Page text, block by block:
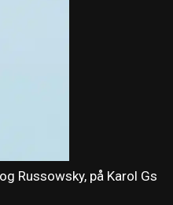
Russowsky, på Karol Gs